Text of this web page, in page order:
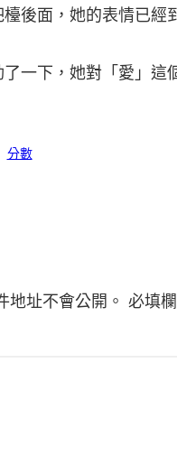
檯後面，她的表情已經
了一下，她對「愛」
分數
地址不會公開。 必填